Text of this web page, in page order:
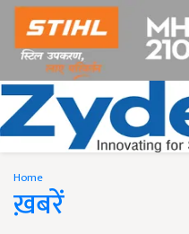
Home
ख़बरें